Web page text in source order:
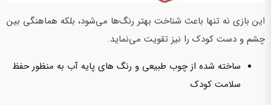
این بازی نه تنها باعث شناخت بهتر رنگ‌ها می‌شود، بلکه هماهنگی بین
چشم و دست کودک را نیز تقویت می‌نماید.
ساخته شده از چوب طبیعی و رنگ های پایه آب به منظور حفظ
سلامت کودک